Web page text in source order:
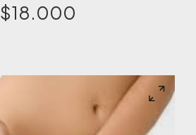
$18.000